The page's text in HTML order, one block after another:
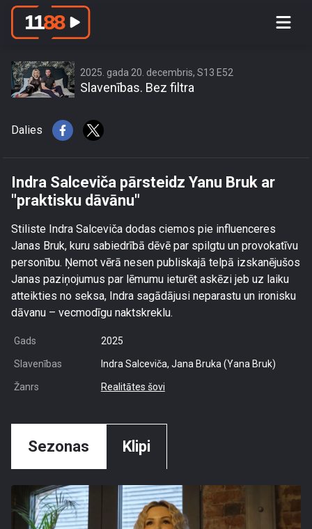
Indra Salceviča pārsteidz Yanu Bruk
2025. gada 20. decembris, S13 E52
Slavenības. Bez filtra
Dalies
Indra Salceviča pārsteidz Yanu Bruk ar
"praktisku dāvānu"
Stiliste Indra Salceviča dodas ciemos pie influenceres
Janas Bruk, kuru sabiedrībā dēvē par spilgtu un provokatīvu
personību. Ņemot vērā nesen publiskajā telpā izskanējušos
Janas paziņojumus par lēmumu ieturēt askēzi jeb uz laiku
atteikties no seksa, Indra sagādājusi neparastu un ironisku
dāvanu – vecmodīgu naktskreklu.
Gads 2025
Slavenības Indra Salceviča, Jana Bruka (Yana Bruk)
Žanrs Realitātes šovi
Sezonas Klipi